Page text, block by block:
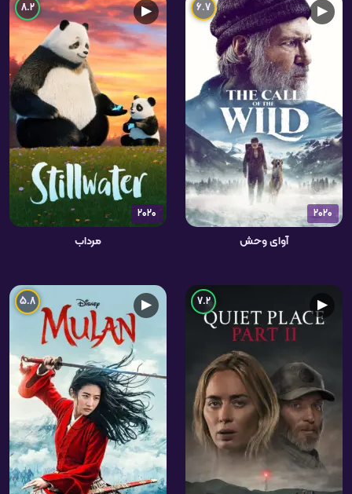
2020
▶
6.7
آوای وحش
2020
▶
8.2
مرداب
▶
7.2
▶
5.8